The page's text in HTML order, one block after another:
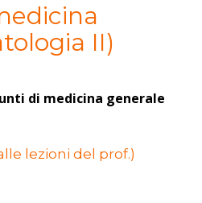
II)
di medicina generale
lezioni del prof.)